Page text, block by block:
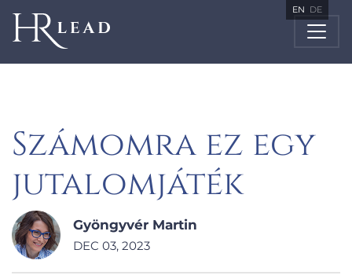
EN DE
Számomra ez egy
jutalomjáték
Gyöngyvér Martin
DEC 03, 2023